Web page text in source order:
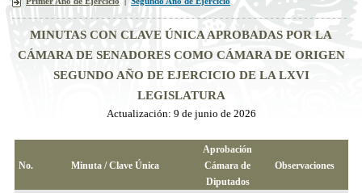
MINUTAS CON CLAVE ÚNICA APROBADAS POR LA
CÁMARA DE SENADORES COMO CÁMARA DE ORIGEN
SEGUNDO AÑO DE EJERCICIO DE LA LXVI
LEGISLATURA
Actualización: 9 de junio de 2026
No. Minuta /Clave Única
Aprobación
Cámara de
Diputados
Observaciones